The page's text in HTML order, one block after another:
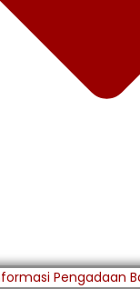
Pengadaan